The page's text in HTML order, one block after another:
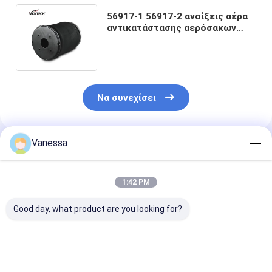
56917-1 56917-2 ανοίξεις αέρα
αντικατάστασης αερόσακων
Να συνεχίσει
Συνιστώμενα Προϊόντα
Vanessa
1:42 PM
Good day, what product are you looking for?